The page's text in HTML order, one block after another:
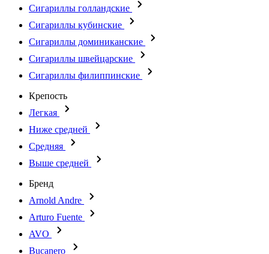
Сигариллы голландские
Сигариллы кубинские
Сигариллы доминиканские
Сигариллы швейцарские
Сигариллы филиппинские
Крепость
Легкая
Ниже средней
Средняя
Выше средней
Бренд
Arnold Andre
Arturo Fuente
AVO
Bucanero